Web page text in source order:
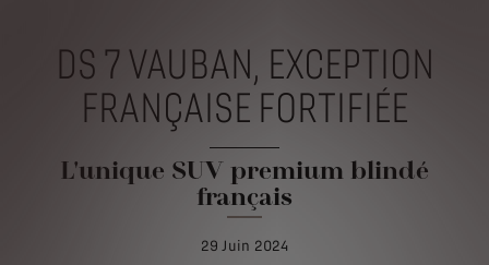
DS 7 VAUBAN, EXCEPTION
FRANÇAISE FORTIFIÉE
L'unique SUV premium blindé
français
29 Juin 2024